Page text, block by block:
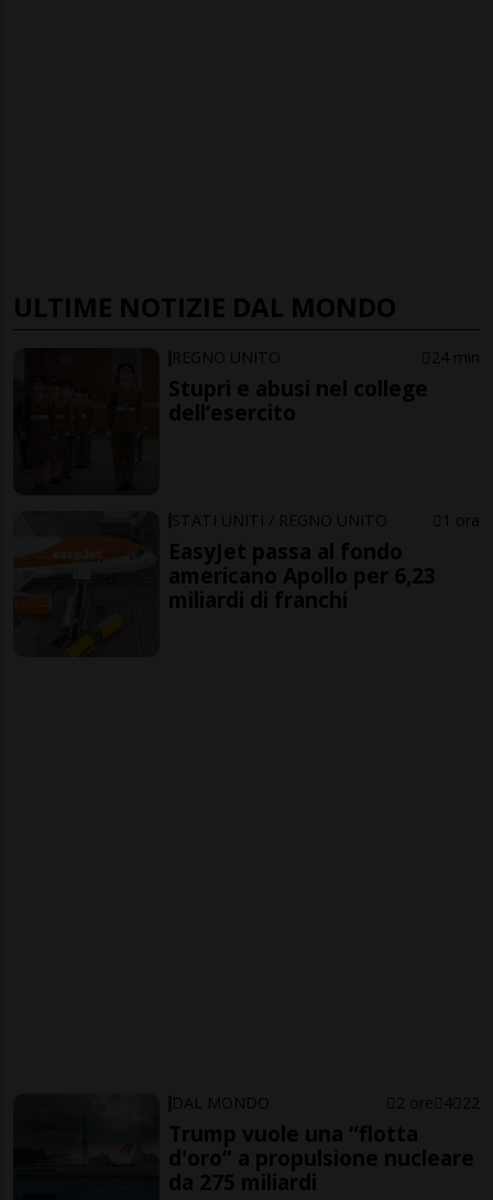
ULTIME NOTIZIE DAL MONDO
REGNO UNITO 24 min
Stupri e abusi nel college
dell’esercito
STATI UNITI / REGNO UNITO 1 ora
EasyJet passa al fondo
americano Apollo per 6,23
miliardi di franchi
DAL MONDO 2 ore 4 22
Trump vuole una “flotta
d'oro” a propulsione nucleare
da 275 miliardi